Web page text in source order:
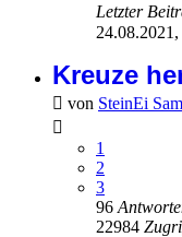
Letzter
Kreuze
von SteinEi
1
2
3
96
22984